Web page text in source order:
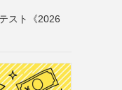
スト《2026